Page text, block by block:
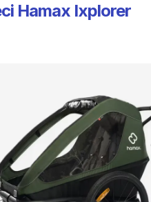
Hamax Ixplorer